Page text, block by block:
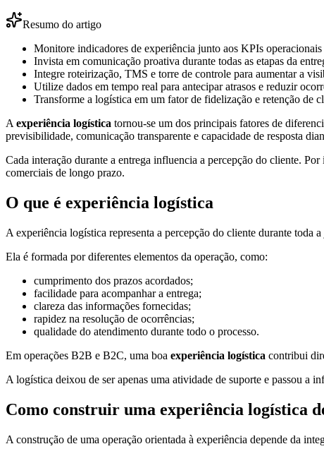
Resumo do artigo
Monitore indicadores de experiência junto aos KPIs
Invista em comunicação proativa durante todas as etapas da
Integre roteirização, TMS e torre de controle para aumentar a
Utilize dados em tempo real para antecipar atrasos e reduzir
Transforme a logística em um fator de fidelização e retenção de
A experiência logística tornou-se um dos principais fatores de
previsibilidade, comunicação transparente e capacidade de resposta
Cada interação durante a entrega influencia a percepção do cliente. Por
comerciais de longo prazo.
O que é experiência logística
A experiência logística representa a percepção do cliente durante toda
Ela é formada por diferentes elementos da operação, como:
cumprimento dos prazos acordados;
facilidade para acompanhar a entrega;
clareza das informações fornecidas;
rapidez na resolução de ocorrências;
qualidade do atendimento durante todo o processo.
Em operações B2B e B2C, uma boa experiência logística contribui
A logística deixou de ser apenas uma atividade de suporte e passou a
Como construir uma experiência logística
A construção de uma operação orientada à experiência depende da